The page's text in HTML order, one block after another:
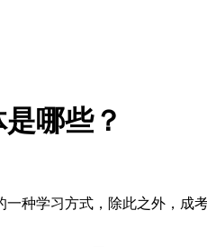
哪些？
种学习方式，除此之外，